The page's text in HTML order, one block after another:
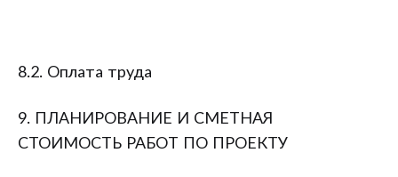
8.2. Оплата труда
9. ПЛАНИРОВАНИЕ И СМЕТНАЯ
СТОИМОСТЬ РАБОТ ПО ПРОЕКТУ